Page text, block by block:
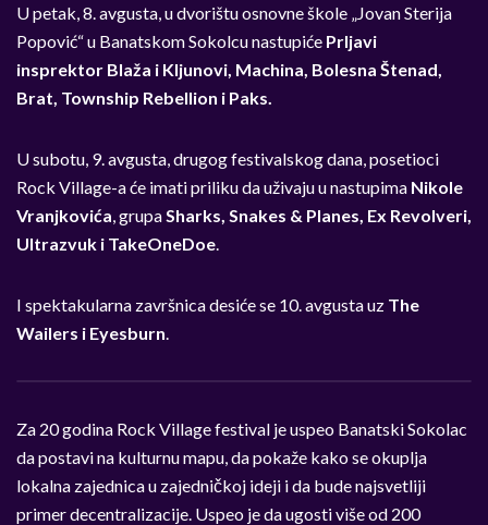
U petak, 8. avgusta, u dvorištu osnovne škole „Jovan Sterija
Popović“ u Banatskom Sokolcu nastupiće Prljavi
insprektor Blaža i Kljunovi, Machina, Bolesna Štenad,
Brat, Township Rebellion i Paks.
U subotu, 9. avgusta, drugog festivalskog dana, posetioci
Rock Village-a će imati priliku da uživaju u nastupima Nikole
Vranjkovića , grupa Sharks, Snakes & Planes, Ex Revolveri,
Ultrazvuk i TakeOneDoe
I spektakularna završnica desiće se 10. avgusta uz The
Wailers i Eyesburn
Za 20 godina Rock Village festival je uspeo Banatski Sokolac
da postavi na kulturnu mapu, da pokaže kako se okuplja
lokalna zajednica u zajedničkoj ideji i da bude najsvetliji
primer decentralizacije. Uspeo je da ugosti više od 200